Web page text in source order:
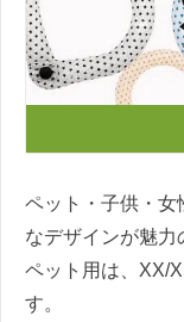
ペット・子供・女
なデザインが魅力
ペット用は、XX/
す。